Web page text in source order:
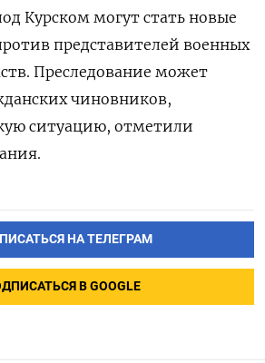
Курском могут стать новые
представителей военных
Преследование может
чиновников,
ситуацию, отметили
НА ТЕЛЕГРАМ
В GOOGLE